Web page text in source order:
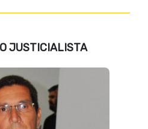
JUSTICIALISTA